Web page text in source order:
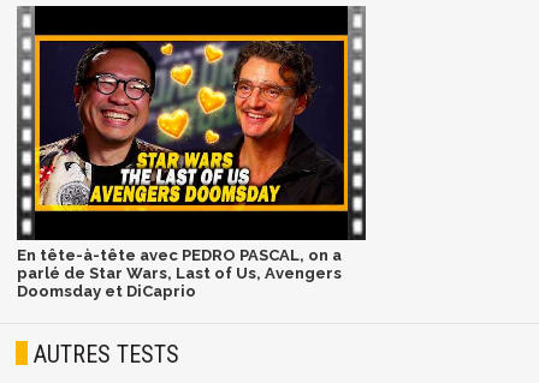
En tête-à-tête avec PEDRO PASCAL, on a
parlé de Star Wars, Last of Us, Avengers
Doomsday et DiCaprio
AUTRES TESTS